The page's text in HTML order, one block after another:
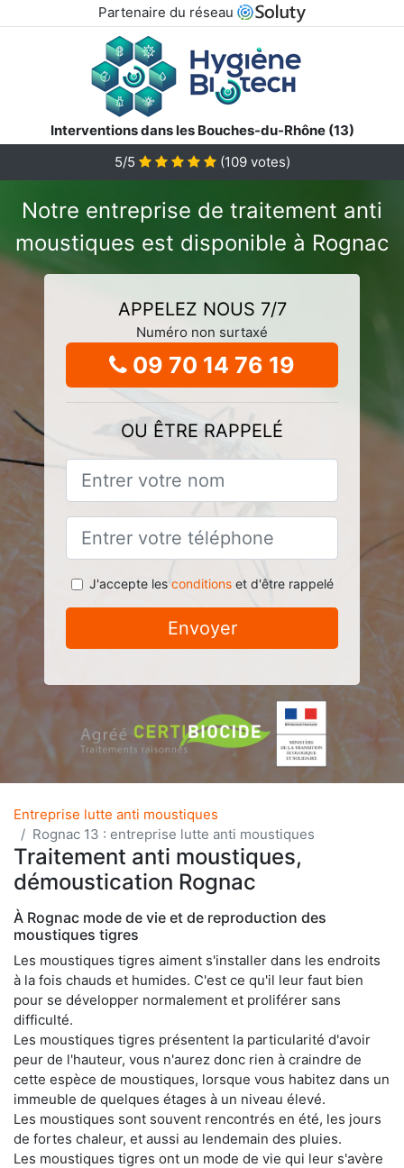
Partenaire du réseau
Interventions dans les Bouches-du-Rhône (13)
5/5
(109votes)
Notre entreprise de traitement anti
moustiques est disponible à Rognac
APPELEZ NOUS 7/7
Numéro non surtaxé
09 70 14 76 19
OU ÊTRE RAPPELÉ
J'accepte les conditionset d'être rappelé
Envoyer
Entreprise lutte anti moustiques
Rognac 13 : entreprise lutte anti moustiques
Traitement anti moustiques,
démoustication Rognac
À Rognac mode de vie et de reproduction des
moustiques tigres
Les moustiques tigres aiment s'installer dans les endroits
à la fois chauds et humides. C'est ce qu'il leur faut bien
pour se développer normalement et proliférer sans
difficulté.
Les moustiques tigres présentent la particularité d'avoir
peur de l'hauteur, vous n'aurez donc rien à craindre de
cette espèce de moustiques, lorsque vous habitez dans un
immeuble de quelques étages à un niveau élevé.
Les moustiques sont souvent rencontrés en été, les jours
de fortes chaleur, et aussi au lendemain des pluies.
Les moustiques tigres ont un mode de vie qui leur s'avère